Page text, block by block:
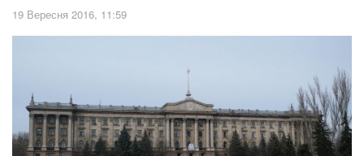
19 Вересня 2016, 11:59